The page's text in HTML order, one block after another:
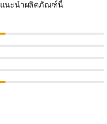
แนะนำผลิตภัณฑ์นี้